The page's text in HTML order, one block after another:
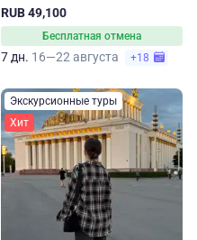
источниках
RUB 49,100
Бесплатная отмена
7 дн. 16—22 августа +18
Экскурсионные туры
Хит